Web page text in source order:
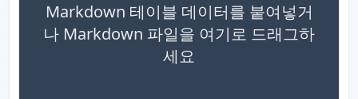
Markdown 테이블 데이터를 붙여넣거
나 Markdown 파일을 여기로 드래그하
세요